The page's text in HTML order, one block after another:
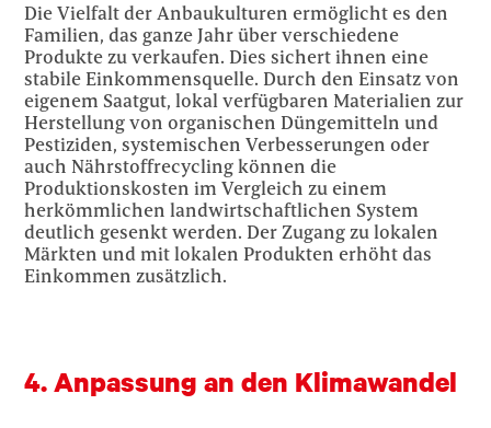
Die Vielfalt der Anbaukulturen ermöglicht es den
Familien, das ganze Jahr über verschiedene
Produkte zu verkaufen. Dies sichert ihnen eine
stabile Einkommensquelle. Durch den Einsatz von
eigenem Saatgut, lokal verfügbaren Materialien zur
Herstellung von organischen Düngemitteln und
Pestiziden, systemischen Verbesserungen oder
auch Nährstoffrecycling können die
Produktionskosten im Vergleich zu einem
herkömmlichen landwirtschaftlichen System
deutlich gesenkt werden. Der Zugang zu lokalen
Märkten und mit lokalen Produkten erhöht das
Einkommen zusätzlich.
4. Anpassung an den Klimawandel